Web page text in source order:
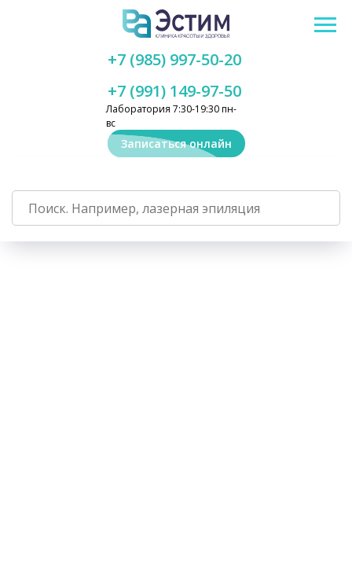
Лаборатория 7:30-19:30 пн-
вс
+7 (991) 149-97-50
+7 (985) 997-50-20
Записаться онлайн